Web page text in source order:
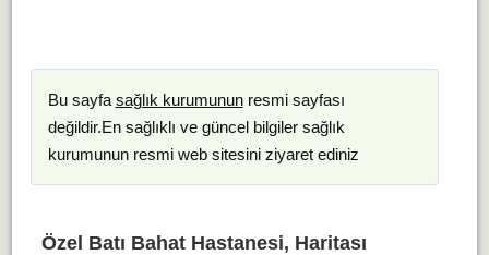
Bu sayfa sağlık kurumununresmi sayfası
değildir.En sağlıklı ve güncel bilgiler sağlık
kurumunun resmi web sitesini ziyaret ediniz
Özel Batı Bahat Hastanesi, Haritası